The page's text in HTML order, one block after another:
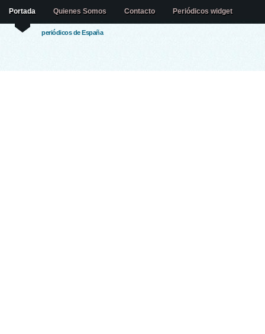
periódicos de España
Portada Quienes Somos Contacto Periódicos widget